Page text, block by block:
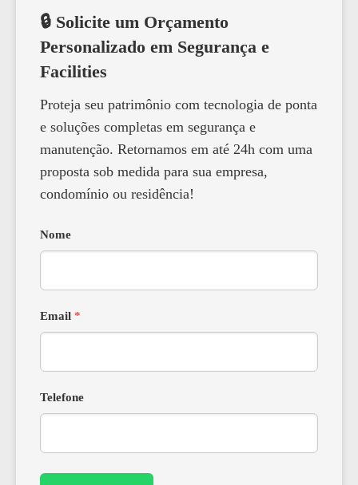
🔒 Solicite um Orçamento
Personalizado em Segurança e
Facilities
Proteja seu patrimônio com tecnologia de ponta
e soluções completas em segurança e
manutenção. Retornamos em até 24h com uma
proposta sob medida para sua empresa,
condomínio ou residência!
Nome
Email *
Telefone